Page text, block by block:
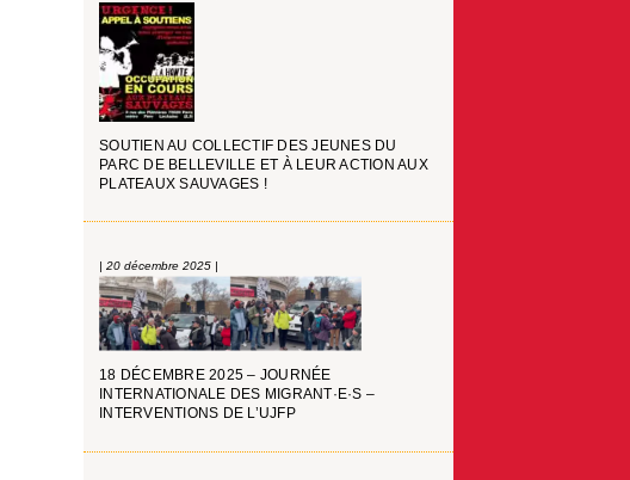
SOUTIEN AU COLLECTIF DES JEUNES DU
PARC DE BELLEVILLE ET À LEUR ACTION AUX
PLATEAUX SAUVAGES !
| 20 décembre 2025 |
18 DÉCEMBRE 2025 – JOURNÉE
INTERNATIONALE DES MIGRANT·E·S –
INTERVENTIONS DE L’UJFP